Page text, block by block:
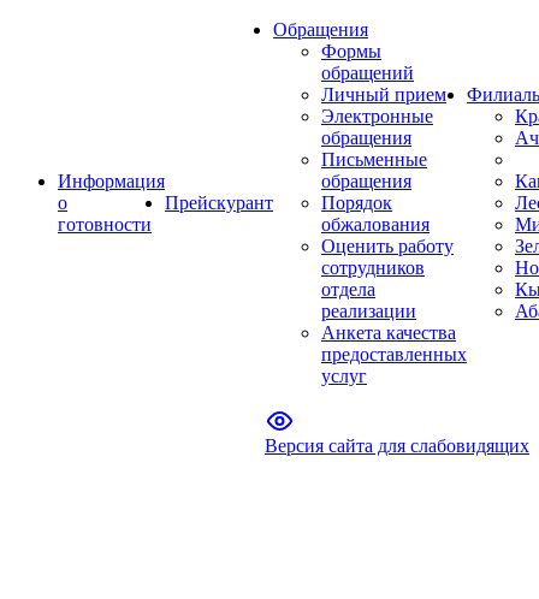
Информация
о
готовности
Прейскурант
Обращения
Формы
обращений
Личный прием
Электронные
обращения
Письменные
обращения
Порядок
обжалования
Оценить работу
сотрудников
отдела
реализации
Анкета качества
предоставленных
услуг
Версия сайта для слабовидящих